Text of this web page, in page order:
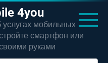
4you
услугах мобильных
смартфон или
руками